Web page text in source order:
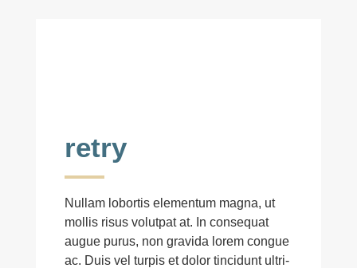
retry
Nullam lobor­tis elementum magna, ut
mollis risus volut­pat at. In conse­quat
augue purus, non gravida lorem congue
ac. Duis vel turpis et dolor tincidunt ultri­